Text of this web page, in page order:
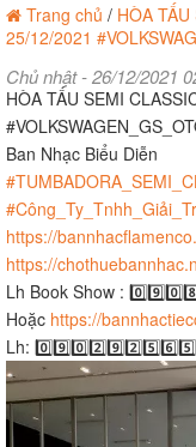
Trang chủ / HÒA
25/12/2021
Chủ nhật - 26/12/2021
HÒA TẤU SEMI
Ban Nhạc Biểu Diễn
https://
https://
Lh Book Show :
Hoặc https://
Lh: